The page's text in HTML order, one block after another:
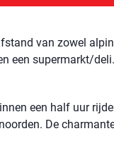
van zowel
een supermarkt/
een half uur
De